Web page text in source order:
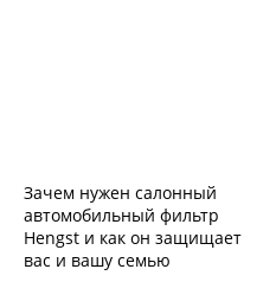
Зачем нужен салонный
автомобильный фильтр
Hengst и как он защищает
вас и вашу семью